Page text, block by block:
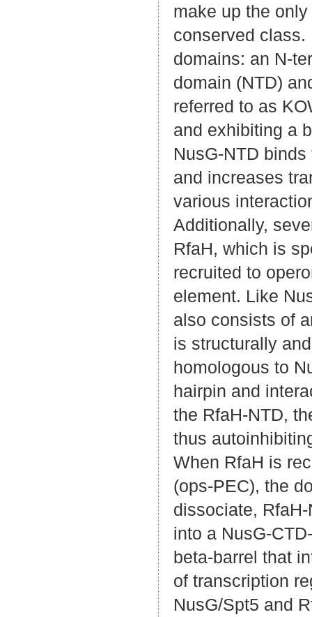
make up the
conserved
domains: an N-
domain (NTD)
referred to as
and exhibiting a
NusG-NTD
and increases
various
Additionally,
RfaH, which is
recruited to
element. Like
also consists of
is structurally
homologous to
hairpin and
the RfaH-NTD,
thus
When RfaH is
(ops-PEC), the
dissociate,
into a NusG-
beta-barrel that
of transcription
NusG/Spt5 and